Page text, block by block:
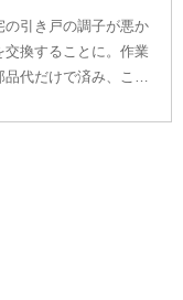
の引き戸の調子が悪か
交換することに。作業
品代だけで済み、これ
論に。但し、作業が簡